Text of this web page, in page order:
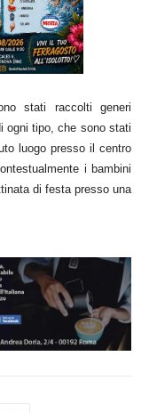
stati raccolti generi
ogni tipo, che sono stati
luogo presso il centro
i bambini
di festa presso una